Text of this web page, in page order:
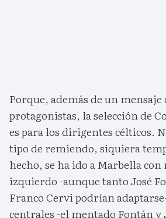
Porque, además de un mensaje
protagonistas, la selección de
es para los dirigentes célticos.
tipo de remiendo, siquiera
hecho, se ha ido a Marbella
izquierdo -aunque tanto José
Franco Cervi podrían
centrales -el mentado Fontán y